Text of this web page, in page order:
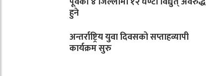
हुने
अन्तर्राष्ट्रिय युवा दिवसको सप्ताहव्यापी
कार्यक्रम सुरु